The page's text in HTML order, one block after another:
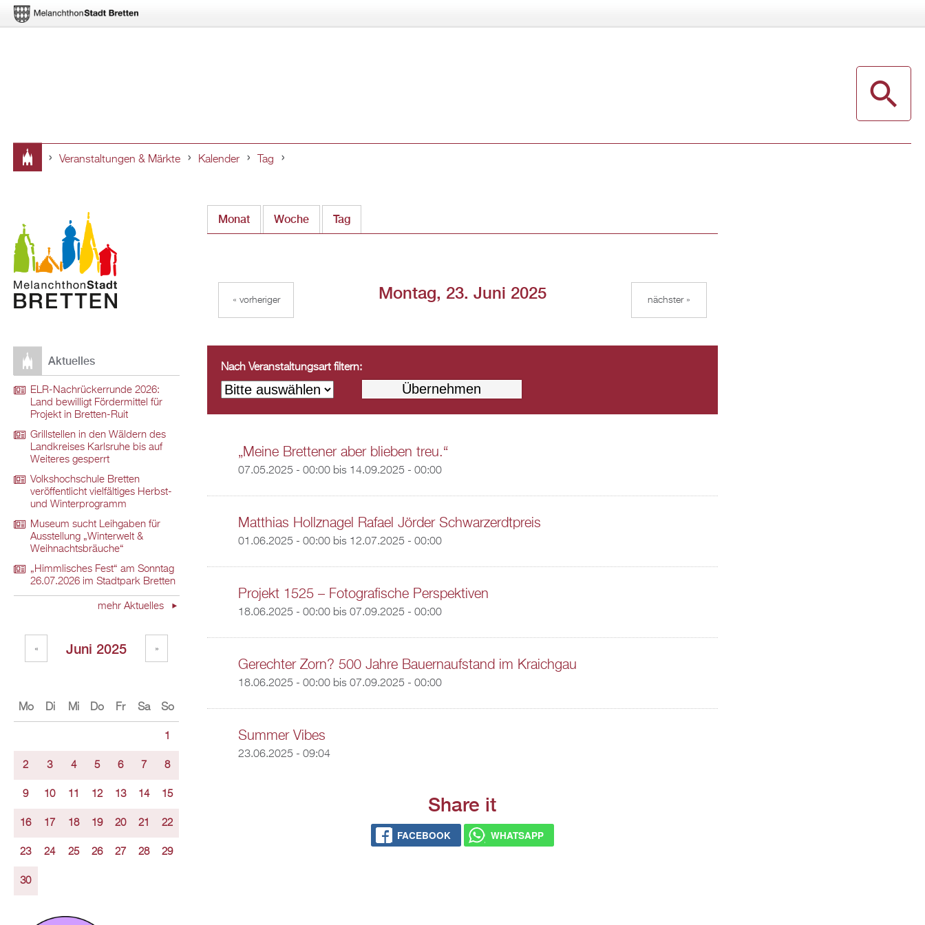
hier
Veranstaltungen & Märkte Kalender Tag
Monat Woche Tag(aktiver Reiter)
Montag, 23. Juni 2025
« vorheriger nächster »
Nach Veranstaltungsart filtern:
„Meine Brettener aber blieben treu.“
07.05.2025 - 00:00bis 14.09.2025 - 00:00
Matthias Hollznagel Rafael Jörder Schwarzerdtpreis
01.06.2025 - 00:00bis 12.07.2025 - 00:00
Projekt 1525 – Fotografische Perspektiven
18.06.2025 - 00:00bis 07.09.2025 - 00:00
Gerechter Zorn? 500 Jahre Bauernaufstand im Kraichgau
18.06.2025 - 00:00bis 07.09.2025 - 00:00
Summer Vibes
23.06.2025 - 09:04
Share it
FACEBOOK WHATSAPP
Aktuelles
ELR-Nachrückerrunde 2026:
Land bewilligt Fördermittel für
Projekt in Bretten-Ruit
Grillstellen in den Wäldern des
Landkreises Karlsruhe bis auf
Weiteres gesperrt
Volkshochschule Bretten
veröffentlicht vielfältiges Herbst-
und Winterprogramm
Museum sucht Leihgaben für
Ausstellung „Winterwelt &
Weihnachtsbräuche“
„Himmlisches Fest“ am Sonntag
26.07.2026 im Stadtpark Bretten
mehr Aktuelles
Juni 2025
« »
Mo Di Mi Do Fr Sa So
1
2 3 4 5 6 7 8
9 10 11 12 13 14 15
16 17 18 19 20 21 22
23 24 25 26 27 28 29
30